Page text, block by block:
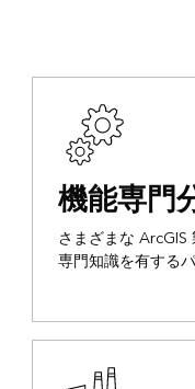
機能専門
さまざまな
専門知識を有する